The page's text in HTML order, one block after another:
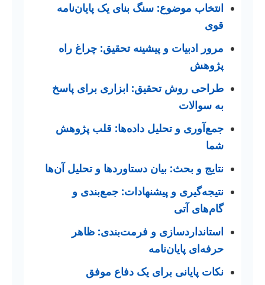
انتخاب موضوع: سنگ بنای یک پایان‌نامه
قوی
مرور ادبیات و پیشینه تحقیق: چراغ راه
پژوهش
طراحی روش تحقیق: ابزاری برای پاسخ
به سوالات
جمع‌آوری و تحلیل داده‌ها: قلب پژوهش
شما
نتایج و بحث: بیان دستاوردها و تحلیل آن‌ها
نتیجه‌گیری و پیشنهادات: جمع‌بندی و
گام‌های آتی
استانداردسازی و فرمت‌بندی: ظاهر
حرفه‌ای پایان‌نامه
نکات پایانی برای یک دفاع موفق